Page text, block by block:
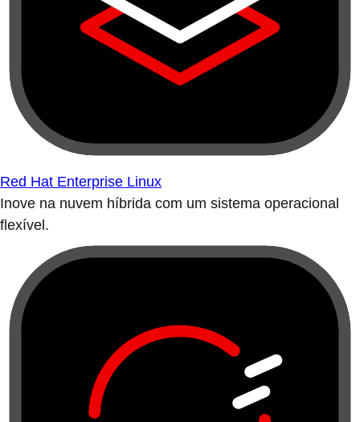
Red Hat Enterprise Linux
Inove na nuvem híbrida com um sistema operacional
flexível.